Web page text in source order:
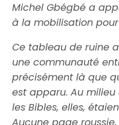
Michel Gbégbé a
à la mobilisation
Ce tableau de ruine
une communauté
précisément là que
est apparu. Au
les Bibles, elles,